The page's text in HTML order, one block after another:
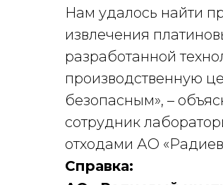
Нам удалось найти
извлечения
разработанной
производственную
безопасным», –
сотрудник
отходами АО
Справка: